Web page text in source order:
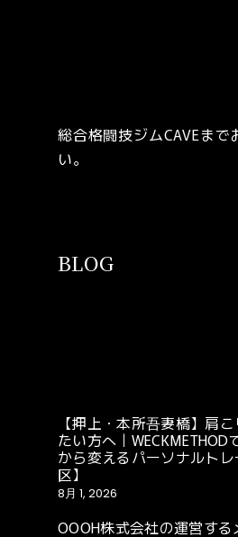
総合格闘技ジムCAVEまで
い。
BLOG
【押上・本所吾妻橋】肩
たい方へ｜
から変えるパーソナルト
区】
8月 1, 2026
OOOH株式会社の運営する